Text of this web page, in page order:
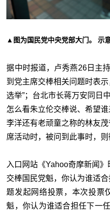
▲ 图为国民党中央党部大门。 示
据中时报道，卢秀燕26日主
到党主席交棒相关问题时表
选举”；台北市长蒋万安同日
怎么看朱立伦交棒说、希望
李洋还有老顽童之称的林友
席活动时，被问到此事时，则
入口网站《Yahoo奇摩新闻
交棒国民党魁，你认为谁适
题发起网络投票，本次投票
魁，你认为谁适合担任下一